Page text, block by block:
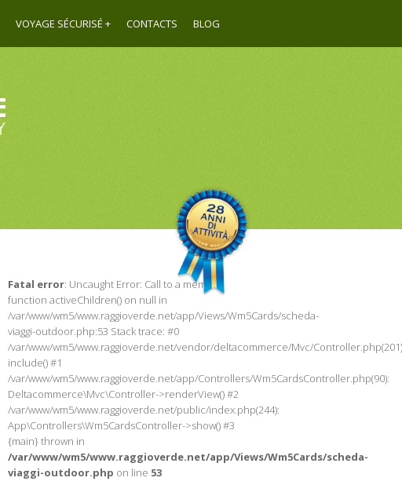
VOYAGE SÉCURISÉ CONTACTS BLOG
Fatal error: Uncaught Error: Call to a member
function activeChildren() on null in
/var/www/wm5/www.raggioverde.net/app/Views/Wm5Cards/scheda-
viaggi-outdoor.php:53 Stack trace: #0
/var/www/wm5/www.raggioverde.net/vendor/deltacommerce/Mvc/
include() #1
/var/www/wm5/www.raggioverde.net/app/Controllers/Wm5CardsController.php(90):
Deltacommerce\Mvc\Controller->renderView() #2
/var/www/wm5/www.raggioverde.net/public/index.php(244):
App\Controllers\Wm5CardsController->show() #3
{main} thrown in
/var/www/wm5/www.raggioverde.net/app/Views/Wm5Cards/scheda-
viaggi-outdoor.php on line 53